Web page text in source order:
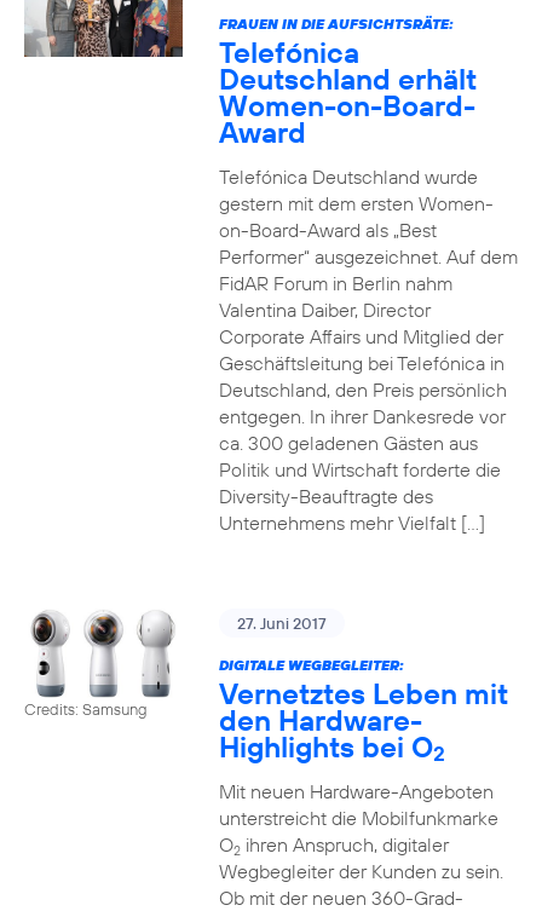
FRAUEN IN DIE AUFSICHTSRÄTE:
Telefónica
Deutschland erhält
Women-on-Board-
Award
Telefónica Deutschland wurde
gestern mit dem ersten Women-
on-Board-Award als „Best
Performer“ ausgezeichnet. Auf dem
FidAR Forum in Berlin nahm
Valentina Daiber, Director
Corporate Affairs und Mitglied der
Geschäftsleitung bei Telefónica in
Deutschland, den Preis persönlich
entgegen. In ihrer Dankesrede vor
ca. 300 geladenen Gästen aus
Politik und Wirtschaft forderte die
Diversity-Beauftragte des
Unternehmens mehr Vielfalt […]
Credits: Samsung
27. Juni 2017
DIGITALE WEGBEGLEITER:
Vernetztes Leben mit
den Hardware-
Highlights bei O2
Mit neuen Hardware-Angeboten
unterstreicht die Mobilfunkmarke
O2ihren Anspruch, digitaler
Wegbegleiter der Kunden zu sein.
Ob mit der neuen 360-Grad-